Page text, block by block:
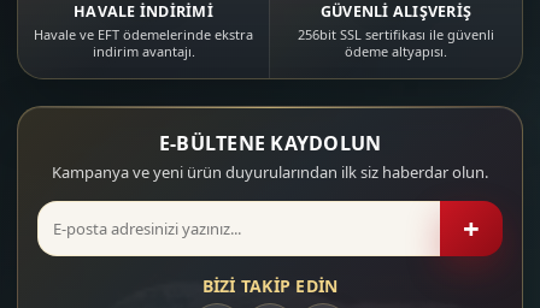
HAVALE İNDİRİMİ
Havale ve EFT ödemelerinde ekstra
indirim avantajı.
GÜVENLİ ALIŞVERİŞ
256bit SSL sertifikası ile güvenli
ödeme altyapısı.
E-BÜLTENE KAYDOLUN
Kampanya ve yeni ürün duyurularından ilk siz haberdar olun.
+
BİZİ TAKİP EDİN